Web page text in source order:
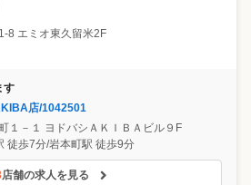
8 エミオ東久留米2F
す
店/1042501
１－１ ヨドバシＡＫＩＢＡビル９F
徒歩7分/岩本町駅 徒歩9分
店舗の求人を見る